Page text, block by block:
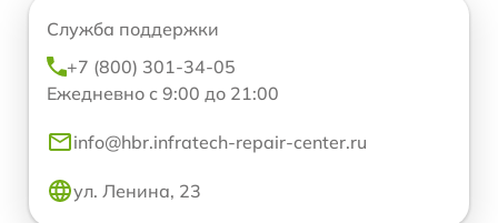
Служба поддержки
+7 (800) 301-34-05
Ежедневно с 9:00 до 21:00
info@hbr.infratech-repair-center.ru
ул. Ленина, 23